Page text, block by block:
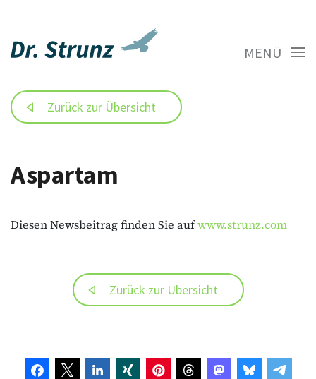
MENÜ
Zurück zur Übersicht
Aspartam
Diesen Newsbeitrag finden Sie aufwww.strunz.com
Zurück zur Übersicht